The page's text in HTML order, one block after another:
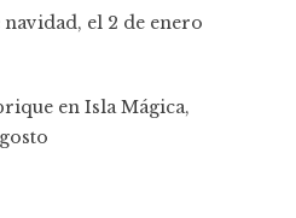
el 2 de enero
en Isla Mágica,